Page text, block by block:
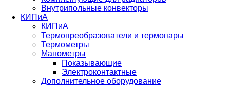
Внутрипольные конвекторы
КИПиА
КИПиА
Термопреобразователи и термопары
Термометры
Манометры
Показывающие
Электроконтактные
Дополнительное оборудование